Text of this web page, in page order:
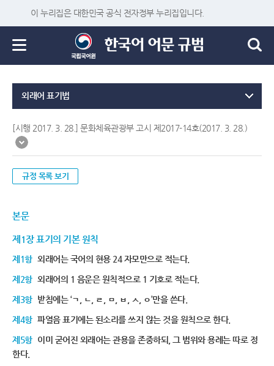
이 누리집은 대한민국 공식 전자정부 누리집입니다.
외래어 표기법
[시행 2017. 3. 28.] 문화체육관광부 고시 제2017-14호(2017. 3. 28.)
규정 목록 보기
본문
제1장 표기의 기본 원칙
제1항 외래어는 국어의 현용 24 자모만으로 적는다.
제2항 외래어의 1 음운은 원칙적으로 1 기호로 적는다.
제3항 받침에는 ‘ㄱ, ㄴ, ㄹ, ㅁ, ㅂ, ㅅ, ㅇ’만을 쓴다.
제4항 파열음 표기에는 된소리를 쓰지 않는 것을 원칙으로 한다.
제5항 이미 굳어진 외래어는 관용을 존중하되, 그 범위와 용례는 따로 정
한다.